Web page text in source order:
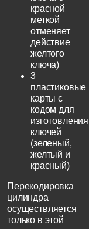
красной
меткой
отменяет
действие
желтого
ключа)
3
пластиковые
карты с
кодом для
изготовления
ключей
(зеленый,
желтый и
красный)
Перекодировка
цилиндра
осуществляется
только в этой